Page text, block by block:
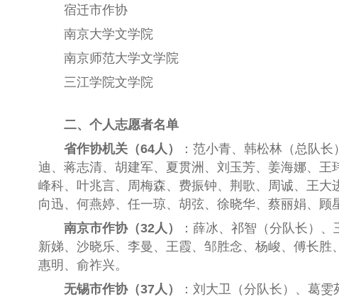
宿迁市作协
南京大学文学院
南京师范大学文学院
三江学院文学院
二、 个人志愿者名单
省作协机关（64人） ： 范小青、韩松林（总队长
迪、蒋志清、胡建军、夏贯洲、刘玉芳、姜海娜、
峰科、叶兆言、周梅森、费振钟、荆歌、周诚、王大
向迅、何燕婷、任一琼、胡弦、徐晓华、蔡丽娟、顾
南京市作协（32人） ： 薛冰、祁智 （分队长）、
新娣、沙晓乐、李曼 、王霞、邹 胜念、杨峻、傅长胜
惠明 、俞祚兴。
无锡市作协（37人） ： 刘大卫（分队长）、葛雯